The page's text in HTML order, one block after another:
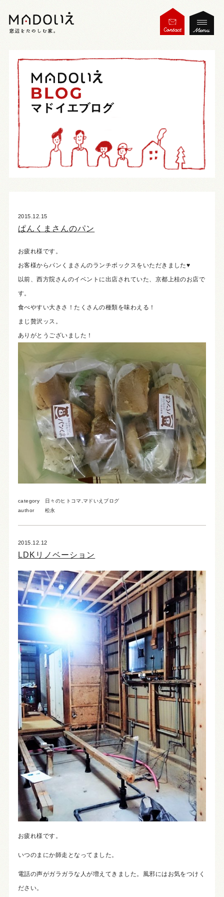
2015.12.15
ぱんくまさんのパン
お疲れ様です。
お客様からパンくまさんのランチボックスをいただきました♥
以前、西方院さんのイベントに出店されていた、京都上桂のお店で
す。
食べやすい大きさ！たくさんの種類を味わえる！
まじ贅沢ッス。
ありがとうございました！
category 日々のヒトコマ マドいえブログ
author
松永
2015.12.12
LDKリノベーション
お疲れ様です。
いつのまにか師走となってました。
電話の声がガラガラな人が増えてきました。風邪にはお気をつけく
ださい。